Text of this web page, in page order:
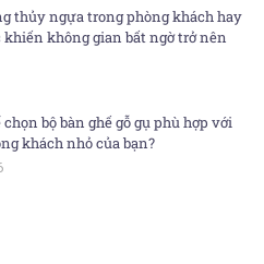
thủy ngựa trong phòng khách hay
không gian bất ngờ trở nên
bộ bàn ghế gỗ gụ phù hợp với
khách nhỏ của bạn?